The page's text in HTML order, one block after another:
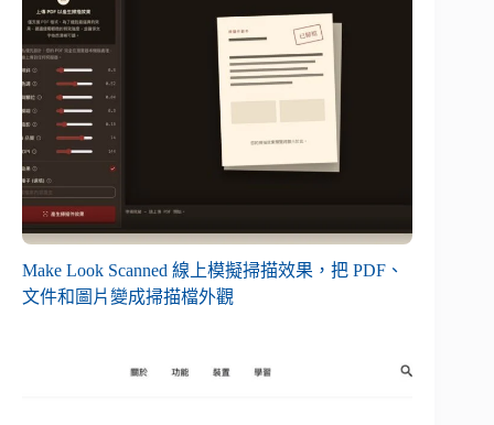
Make Look Scanned 線上模擬掃描效果，把 PDF、
文件和圖片變成掃描檔外觀